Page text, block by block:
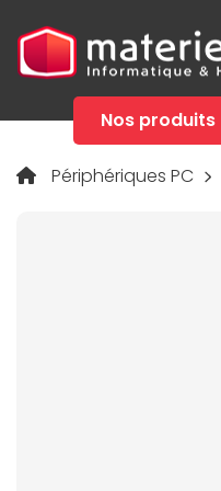
Nos produits
Périphériques PC